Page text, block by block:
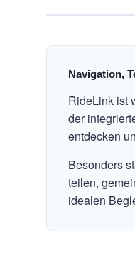
Navigation,
RideLink ist
der
entdecken
Besonders
teilen,
idealen